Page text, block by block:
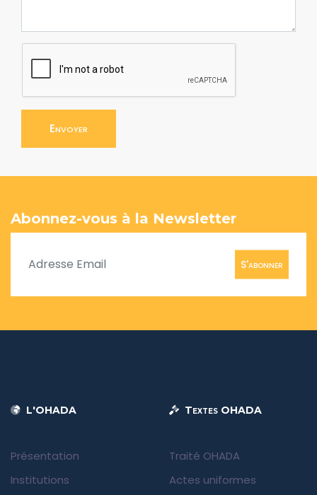
Envoyer
Abonnez-vous à la Newsletter
S'abonner
L'OHADA
Présentation
Institutions
Textes OHADA
Traité OHADA
Actes uniformes